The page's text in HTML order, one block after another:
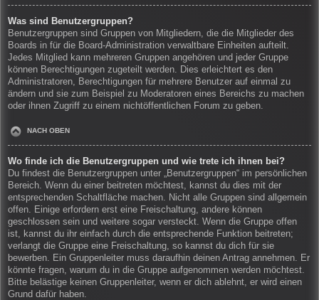
Was sind Benutzergruppen?
Benutzergruppen sind Gruppen von Mitgliedern, die die Mitglieder des
Boards in für die Board-Administration verwaltbare Einheiten aufteilt.
Jedes Mitglied kann mehreren Gruppen angehören und jeder Gruppe
können Berechtigungen zugeteilt werden. Dies erleichtert es den
Administratoren, Berechtigungen für mehrere Benutzer auf einmal zu
ändern und sie zum Beispiel zu Moderatoren eines Bereichs zu machen
oder ihnen Zugriff zu einem nichtöffentlichen Forum zu geben.
NACH OBEN
Wo finde ich die Benutzergruppen und wie trete ich ihnen bei?
Du findest die Benutzergruppen unter „Benutzergruppen“ im persönlichen
Bereich. Wenn du einer beitreten möchtest, kannst du dies mit der
entsprechenden Schaltfläche machen. Nicht alle Gruppen sind allgemein
offen. Einige erfordern erst eine Freischaltung, andere können
geschlossen sein und weitere sogar versteckt. Wenn die Gruppe offen
ist, kannst du ihr einfach durch die entsprechende Funktion beitreten;
verlangt die Gruppe eine Freischaltung, so kannst du dich für sie
bewerben. Ein Gruppenleiter muss daraufhin deinen Antrag annehmen. Er
könnte fragen, warum du in die Gruppe aufgenommen werden möchtest.
Bitte belästige keinen Gruppenleiter, wenn er dich ablehnt, er wird einen
Grund dafür haben.